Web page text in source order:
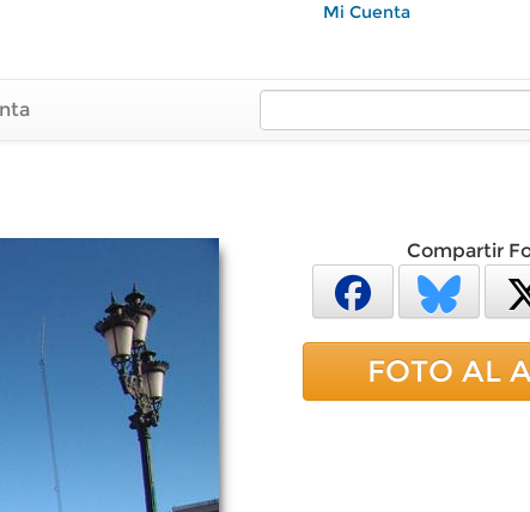
Mi Cuenta
Compartir
FOTO AL